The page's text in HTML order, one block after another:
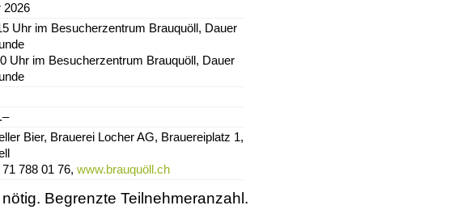
2026
Uhr im Besucherzentrum Brauquöll, Dauer
Uhr im Besucherzentrum Brauquöll, Dauer
Bier, Brauerei Locher AG, Brauereiplatz 1,
788 01 76, www.brauquöll.ch
Begrenzte Teilnehmeranzahl.